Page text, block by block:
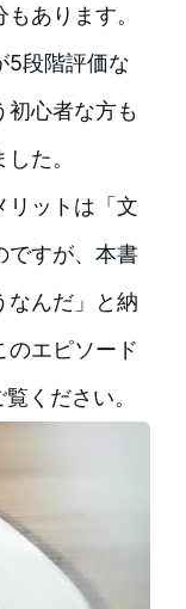
あります。
5段階評価な
初心者な方も
た。
リットは「文
ですが、本書
なんだ」と納
のエピソード
ください。